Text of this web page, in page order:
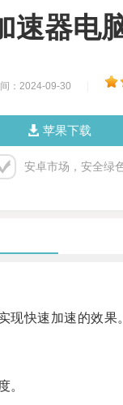
速器电
：2024-09-30
苹果下载
安卓市场，安全绿
快速加速的效果
。